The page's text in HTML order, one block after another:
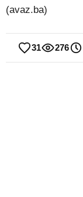
(avaz.ba)
31 276